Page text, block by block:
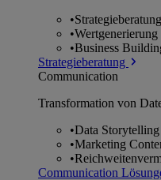
•Strategieberatung
•
•Business
Strategieberatung
Communication
Transformation von
•Data Storytelling
•Marketing
•
Communication